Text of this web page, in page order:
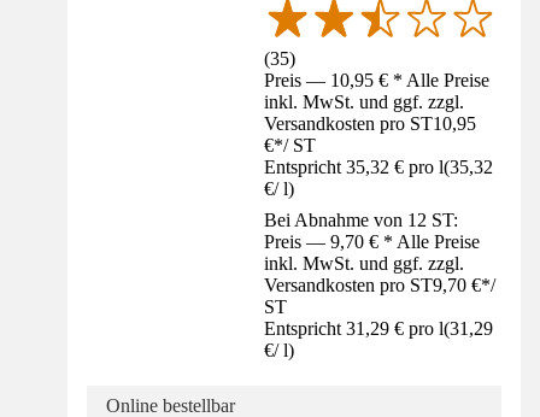
(35)
Preis — 10,95 € * Alle Preise
inkl. MwSt. und ggf. zzgl.
Versandkosten pro ST10,95
€*/ ST
Entspricht 35,32 € pro l(35,32
€/ l)
Bei Abnahme von 12 ST:
Preis — 9,70 € * Alle Preise
inkl. MwSt. und ggf. zzgl.
Versandkosten pro ST9,70 €*/
ST
Entspricht 31,29 € pro l(31,29
€/ l)
Online bestellbar